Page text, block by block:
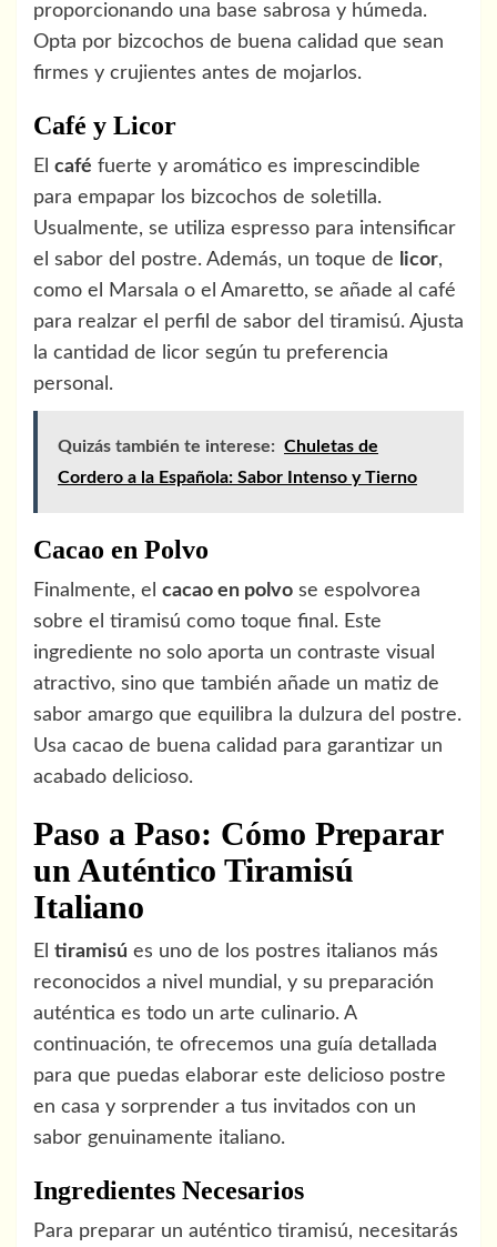
proporcionando una base sabrosa y húmeda.
Opta por bizcochos de buena calidad que sean
firmes y crujientes antes de mojarlos.
Café y Licor
El café fuerte y aromático es imprescindible
para empapar los bizcochos de soletilla.
Usualmente, se utiliza espresso para intensificar
el sabor del postre. Además, un toque de
licor,
como el Marsala o el Amaretto, se añade al café
para realzar el perfil de sabor del tiramisú. Ajusta
la cantidad de licor según tu preferencia
personal.
Quizás también te interese: Chuletas de
Cordero a la Española: Sabor Intenso y Tierno
Cacao en Polvo
Finalmente, el cacao en polvo se espolvorea
sobre el tiramisú como toque final. Este
ingrediente no solo aporta un contraste visual
atractivo, sino que también añade un matiz de
sabor amargo que equilibra la dulzura del postre.
Usa cacao de buena calidad para garantizar un
acabado delicioso.
Paso a Paso: Cómo Preparar
un Auténtico Tiramisú
Italiano
El tiramisú es uno de los postres italianos más
reconocidos a nivel mundial, y su preparación
auténtica es todo un arte culinario. A
continuación, te ofrecemos una guía detallada
para que puedas elaborar este delicioso postre
en casa y sorprender a tus invitados con un
sabor genuinamente italiano.
Ingredientes Necesarios
Para preparar un auténtico tiramisú, necesitarás